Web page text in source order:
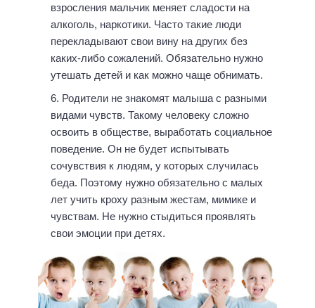
взросления мальчик меняет сладости на
алкоголь, наркотики. Часто такие люди
перекладывают свои вину на других без
каких-либо сожалений. Обязательно нужно
утешать детей и как можно чаще обнимать.
Родители не знакомят малыша с разными
видами чувств. Такому человеку сложно
освоить в обществе, выработать социальное
поведение. Он не будет испытывать
сочувствия к людям, у которых случилась
беда. Поэтому нужно обязательно с малых
лет учить кроху разным жестам, мимике и
чувствам. Не нужно стыдиться проявлять
свои эмоции при детях.